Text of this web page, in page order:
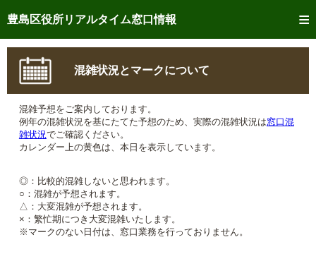
豊島区役所リアルタイム窓口情報
トップページへ
ご利用方法
事前予約
予約状況確認
リアルタイム窓口混雑状況
リアルタイム 交付状況確認
メール通知登録
混雑予想カレンダー
混雑状況とマークについて
混雑予想をご案内しております。
例年の混雑状況を基にたてた予想のため、実際の混雑状況は窓口混
雑状況でご確認ください。
カレンダー上の黄色は、本日を表示しています。
◎：比較的混雑しないと思われます。
○：混雑が予想されます。
△：大変混雑が予想されます。
×：繁忙期につき大変混雑いたします。
※マークのない日付は、窓口業務を行っておりません。